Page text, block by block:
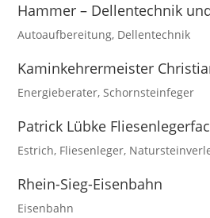
Hammer – Dellentechnik
Autoaufbereitung, Dellentechnik
Kaminkehrermeister
Energieberater,Schornsteinfeger
Patrick Lübke
Estrich, Fliesenleger,
Rhein-Sieg-Eisenbahn
Eisenbahn